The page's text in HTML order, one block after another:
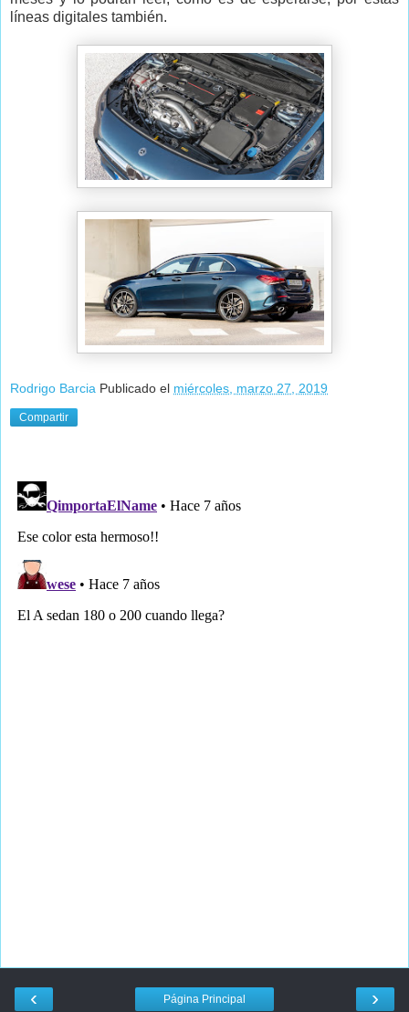
líneas digitales también.
Rodrigo Barcia Publicado el miércoles, marzo 27, 2019
Compartir
‹ ›
Página Principal